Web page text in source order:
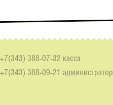
+7(343) 388-07-32 касса
+7(343) 388-09-21 администратор